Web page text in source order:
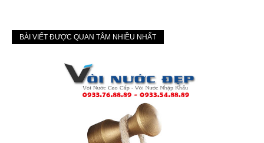
BÀI VIẾT ĐƯỢC QUAN TÂM NHIỀU NHẤT